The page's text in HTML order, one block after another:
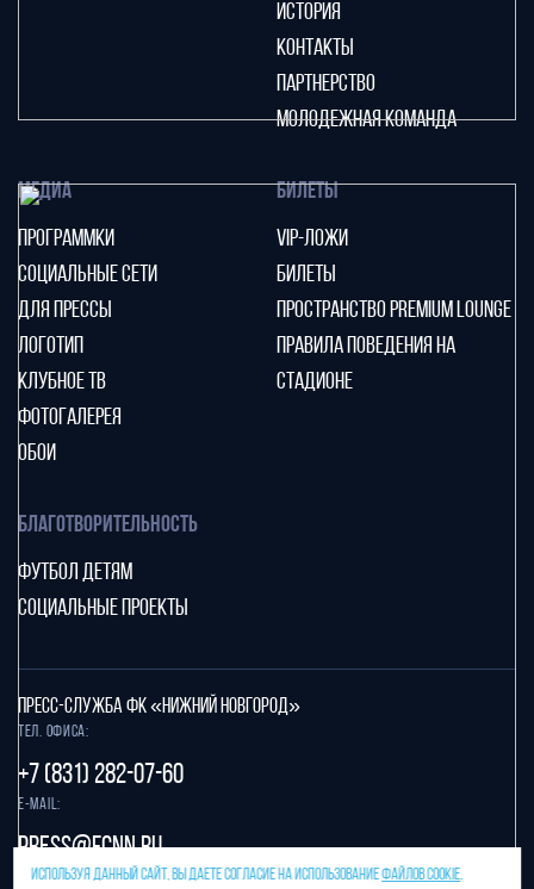
ИСТОРИЯ
КОНТАКТЫ
ПАРТНЕРСТВО
МОЛОДЕЖНАЯ КОМАНДА
МЕДИА
ПРОГРАММКИ
СОЦИАЛЬНЫЕ СЕТИ
ДЛЯ ПРЕССЫ
ЛОГОТИП
КЛУБНОЕ ТВ
ФОТОГАЛЕРЕЯ
ОБОИ
БИЛЕТЫ
VIP-ЛОЖИ
БИЛЕТЫ
ПРОСТРАНСТВО PREMIUM LOUNGE
ПРАВИЛА ПОВЕДЕНИЯ НА
СТАДИОНЕ
БЛАГОТВОРИТЕЛЬНОСТЬ
ФУТБОЛ ДЕТЯМ
СОЦИАЛЬНЫЕ ПРОЕКТЫ
Защита от спама reCAPTCHA.
ПРЕСС-СЛУЖБА ФК «НИЖНИЙ НОВГОРОД»
Тел. офиса:
+7 (831) 282-07-60
E-mail:
press@fcnn.ru
ИСПОЛЬЗУЯ ДАННЫЙ САЙТ, ВЫ ДАЕТЕ СОГЛАСИЕ НА ИСПОЛЬЗОВАНИЕФАЙЛОВ COOKIE,